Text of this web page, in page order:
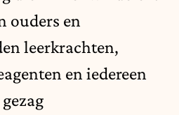
ouders en
leerkrachten,
en iedereen